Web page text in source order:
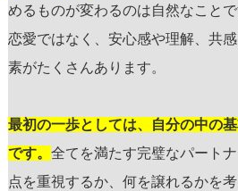
めるものが変わるのは自然なこと
恋愛ではなく、安心感や理解、共
素がたくさんあります。
最初の一歩としては、自分の中の
です。 全てを満たす完璧なパート
点を重視するか、何を譲れるかを